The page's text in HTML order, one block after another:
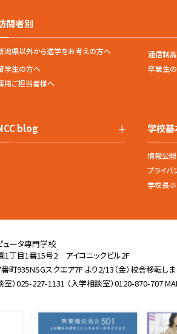
問者別
潟県以外から進学をお考えの方へ
通信制
学生の方へ
卒業生
用ご担当者様へ
blog + 学校
情報公開
プライバ
学校長ホ
ータ専門学校
1丁目1番15号2 アイコニックビル2F
町935NSGスクエア7F より2/13（金）校舎移転し
室）025-227-1131 （入学相談室）0120-870-707